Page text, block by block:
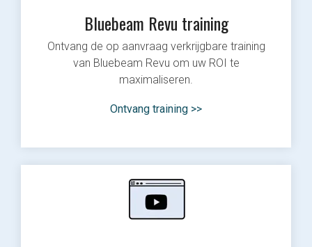
Bluebeam Revu training
Ontvang de op aanvraag verkrijgbare training
van Bluebeam Revu om uw ROI te
maximaliseren.
Ontvang training >>